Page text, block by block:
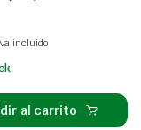
incluido
al carrito